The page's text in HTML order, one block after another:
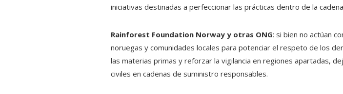
iniciativas destinadas a perfeccionar las prácticas dentro de la
Rainforest Foundation Norway y otras ONG: si bien no actúan
noruegas y comunidades locales para potenciar el respeto de los
las materias primas y reforzar la vigilancia en regiones apartadas,
civiles en cadenas de suministro responsables.